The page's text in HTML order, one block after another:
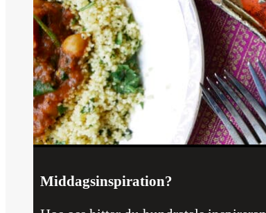
Middagsinspiration?